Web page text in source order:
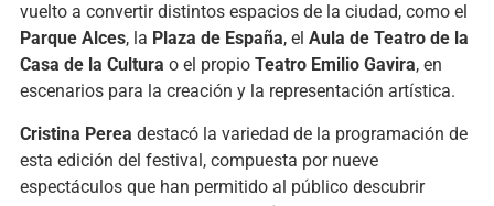
vuelto a convertir distintos espacios de la ciudad, como el
Parque Alces, la Plaza de España, el Aula de Teatro de la
Casa de la Cultura o el propio Teatro Emilio Gavira, en
escenarios para la creación y la representación artística.
Cristina Perea destacó la variedad de la programación de
esta edición del festival, compuesta por nueve
espectáculos que han permitido al público descubrir